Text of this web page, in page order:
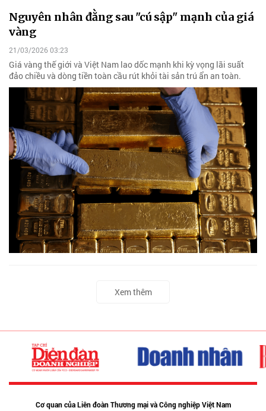
Nguyên nhân đằng sau "cú sập" mạnh của giá
vàng
21/03/2026 03:23
Giá vàng thế giới và Việt Nam lao dốc mạnh khi kỳ vọng lãi suất
đảo chiều và dòng tiền toàn cầu rút khỏi tài sản trú ẩn an toàn.
Xem thêm
Cơ quan của Liên đoàn Thương mại và Công nghiệp Việt Nam